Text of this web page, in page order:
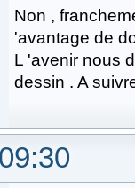
Non ,
'avantage de
L 'avenir nous
dessin . A